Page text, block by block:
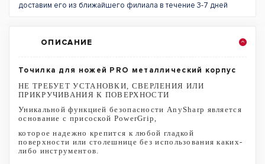
доставим его из ближайшего филиала в течение 3-7 дней
ОПИСАНИЕ
Точилка для ножей PRO металлический корпус
НЕ ТРЕБУЕТ УСТАНОВКИ, СВЕРЛЕНИЯ ИЛИ
ПРИКРУЧИВАНИЯ К ПОВЕРХНОСТИ
Уникальной функцией безопасности AnySharp является
основание с присоской PowerGrip,
которое надежно крепится к любой гладкой
поверхности или столешнице без использования каких-
либо инструментов.